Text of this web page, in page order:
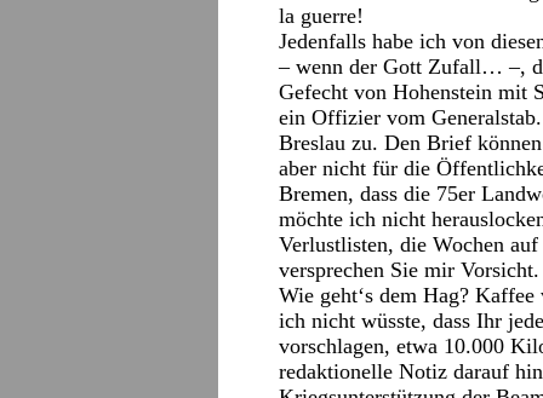
la guerre!
Jedenfalls habe ich von
– wenn der Gott Zufall… –,
Gefecht von Hohenstein mit
ein Offizier vom
Breslau zu. Den Brief
aber nicht für die
Bremen, dass die 75er
möchte ich nicht
Verlustlisten, die Wochen
versprechen Sie mir Vorsicht.
Wie geht‘s dem Hag?
ich nicht wüsste, dass Ihr
vorschlagen, etwa 10.000
redaktionelle Notiz darauf